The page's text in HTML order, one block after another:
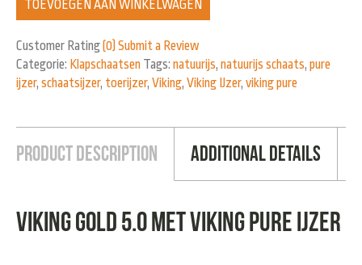
TOEVOEGEN AAN WINKELWAGEN
Customer Rating(0) Submit a Review
Categorie: Klapschaatsen Tags: natuurijs, natuurijs schaats, pure
ijzer, schaatsijzer, toerijzer, Viking, Viking IJzer, viking pure
Product Description Additional Details
Viking gold 5.0 met viking pure ijzer